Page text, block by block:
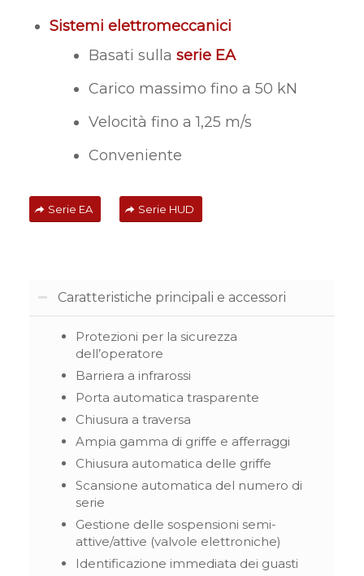
Sistemi elettromeccanici
Basati sulla serie EA
Carico massimo fino a 50 kN
Velocità fino a 1,25 m/s
Conveniente
Serie EA Serie HUD
Caratteristiche principali e accessori
Protezioni per la sicurezza
dell’operatore
Barriera a infrarossi
Porta automatica trasparente
Chiusura a traversa
Ampia gamma di griffe e afferraggi
Chiusura automatica delle griffe
Scansione automatica del numero di
serie
Gestione delle sospensioni semi-
attive/attive (valvole elettroniche)
Identificazione immediata dei guasti